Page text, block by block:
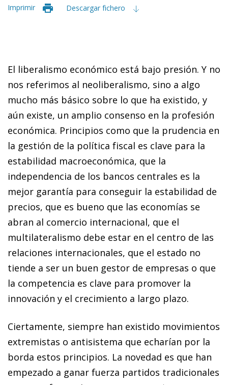
Imprimir Descargar fichero
El liberalismo económico está bajo presión. Y no
nos referimos al neoliberalismo, sino a algo
mucho más básico sobre lo que ha existido, y
aún existe, un amplio consenso en la profesión
económica. Principios como que la prudencia en
la gestión de la política fiscal es clave para la
estabilidad macroeconómica, que la
independencia de los bancos centrales es la
mejor garantía para conseguir la estabilidad de
precios, que es bueno que las economías se
abran al comercio internacional, que el
multilateralismo debe estar en el centro de las
relaciones internacionales, que el estado no
tiende a ser un buen gestor de empresas o que
la competencia es clave para promover la
innovación y el crecimiento a largo plazo.
Ciertamente, siempre han existido movimientos
extremistas o antisistema que echarían por la
borda estos principios. La novedad es que han
empezado a ganar fuerza partidos tradicionales